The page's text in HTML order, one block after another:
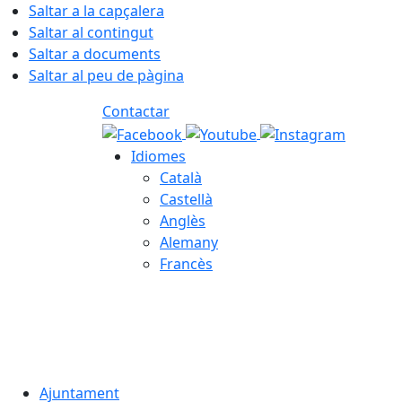
Saltar a la capçalera
Saltar al contingut
Saltar a documents
Saltar al peu de pàgina
Contactar
Idiomes
Català
Castellà
Anglès
Alemany
Francès
Ajuntament